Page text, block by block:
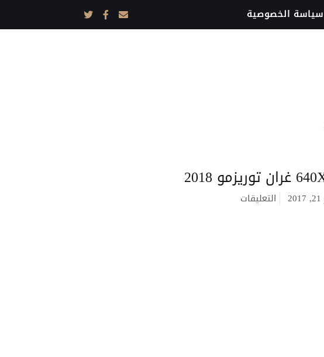
سياسة الخصوصية
التعليقات